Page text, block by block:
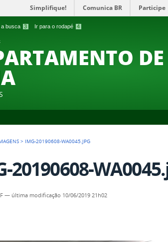
a busca 3 Ir para o rodapé 4
Simplifique! Comunica BR Participe
DE
> IMG-20190608-WA0045.JPG
20190608-
— última modificação 10/06/2019 21h02